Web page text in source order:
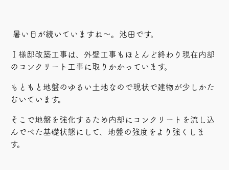
暑い日が続いていますね～。池田です。
Ｉ様邸改築工事は、外壁工事もほとんど終わり現在内部
のコンクリート工事に取りかかっています。
もともと地盤のゆるい土地なので現状で建物が少しかた
むいています。
そこで地盤を強化するため内部にコンクリートを流し込
んでべた基礎状態にして、地盤の強度をより強くしま
す。